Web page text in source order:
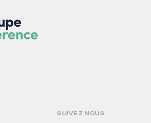
SUIVEZ NOUS